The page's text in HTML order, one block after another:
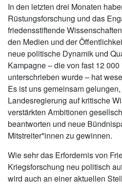
In den letzten drei Monaten
Rüstungsforschung und das
friedensstiftende
den Medien und der
neue politische Dynamik und
Kampagne – die von fast 12
unterschrieben wurde – hat
Es ist uns gemeinsam
Landesregierung auf kritische
verstärkten Ambitionen
beantworten und neue
Mitstreiter*innen zu gewinnen.
Wie sehr das Erfordernis von
Kriegsforschung neu politisch
wird auch an einer aktuellen